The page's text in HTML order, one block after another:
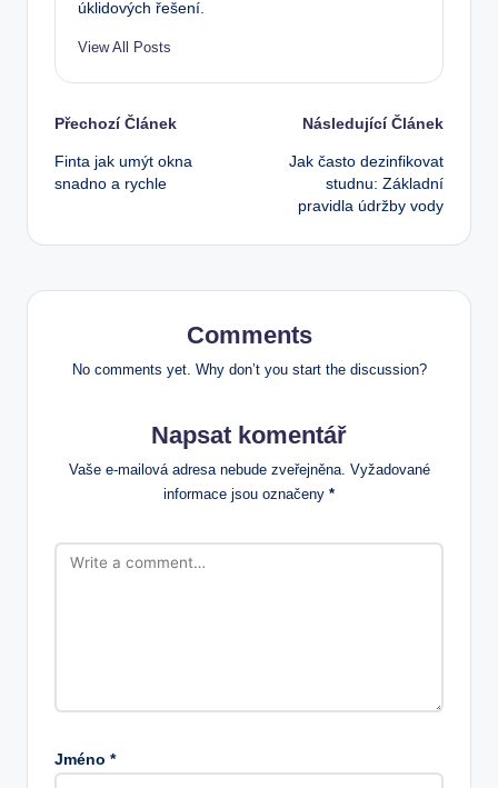
úklidových řešení.
View All Posts
Post
navigation
Přechozí Článek
Finta jak umýt okna
snadno a rychle
Následující Článek
Jak často dezinfikovat
studnu: Základní
pravidla údržby vody
Comments
No comments yet. Why don’t you start the discussion?
Napsat komentář
Vaše e-mailová adresa nebude zveřejněna. Vyžadované
informace jsou označeny *
Jméno *